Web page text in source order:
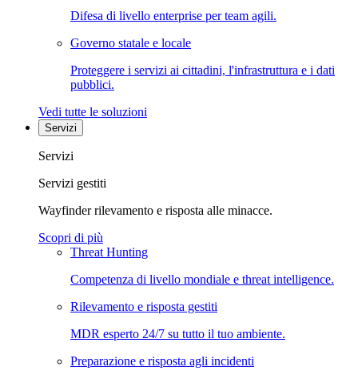
Difesa di livello enterprise per team agili.
Governo statale e locale
Proteggere i servizi ai cittadini, l'infrastruttura e i dati
pubblici.
Vedi tutte le soluzioni
Servizi
Servizi
Servizi gestiti
Wayfinder rilevamento e risposta alle minacce.
Scopri di più
Threat Hunting
Competenza di livello mondiale e threat intelligence.
Rilevamento e risposta gestiti
MDR esperto 24/7 su tutto il tuo ambiente.
Preparazione e risposta agli incidenti